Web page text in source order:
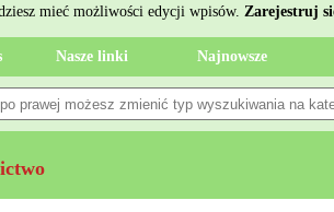
mieć możliwości edycji wpisów. Zarejestruj
Nasze linki Najnowsze